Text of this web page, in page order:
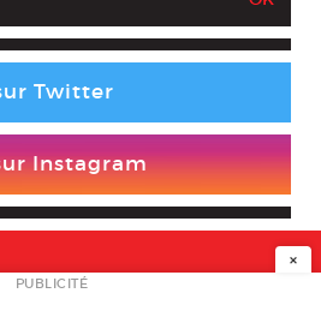
Twitter
Instagram
×
PUBLICITÉ